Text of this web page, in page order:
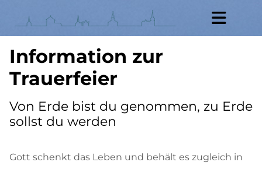
Information zur
Trauerfeier
Von Erde bist du genommen, zu Erde
sollst du werden
Gott schenkt das Leben und behält es zugleich in